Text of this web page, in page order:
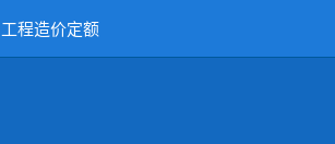
工程造价定额